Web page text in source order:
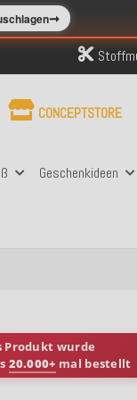
➞
Geschenkideen
CONCEPTSTORE
Produkt wurde
20.000+ mal bestellt